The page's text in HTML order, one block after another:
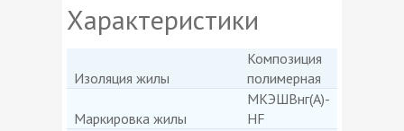
Характеристики
Изоляция жилы
Композиция
полимерная
Маркировка жилы
МКЭШВнг(А)-
HF